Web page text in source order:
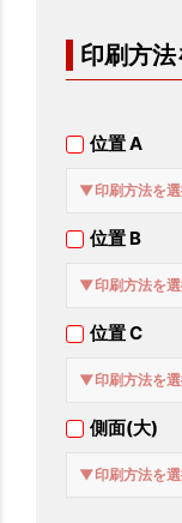
印刷方
位置 A
▼印刷方法を
位置 B
▼印刷方法を
位置 C
▼印刷方法を
側面(大)
▼印刷方法を